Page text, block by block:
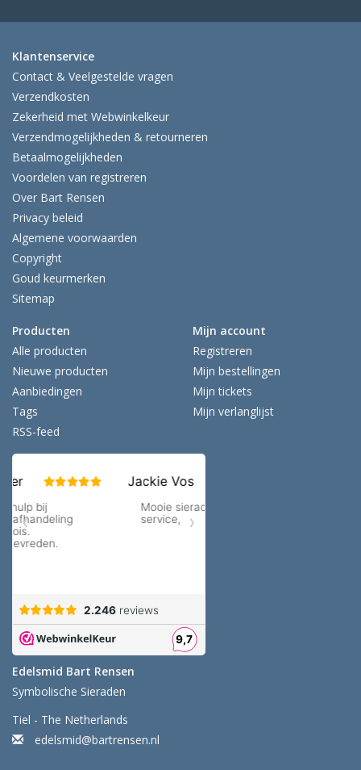
Klantenservice
Contact & Veelgestelde vragen
Verzendkosten
Zekerheid met Webwinkelkeur
Verzendmogelijkheden & retourneren
Betaalmogelijkheden
Voordelen van registreren
Over Bart Rensen
Privacy beleid
Algemene voorwaarden
Copyright
Goud keurmerken
Sitemap
Producten
Alle producten
Nieuwe producten
Aanbiedingen
Tags
RSS-feed
Mijn account
Registreren
Mijn bestellingen
Mijn tickets
Mijn verlanglijst
Edelsmid Bart Rensen
Symbolische Sieraden
Tiel - The Netherlands
edelsmid@bartrensen.nl